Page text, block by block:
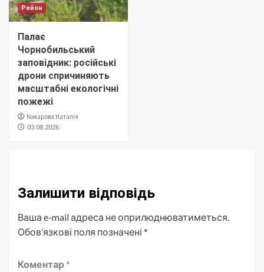
Район
Палає
Чорнобильський
заповідник: російські
дрони спричиняють
масштабні екологічні
пожежі
Комарова Наталія
03.08.2026
Залишити відповідь
Ваша e-mail адреса не оприлюднюватиметься.
Обов’язкові поля позначені *
Коментар *